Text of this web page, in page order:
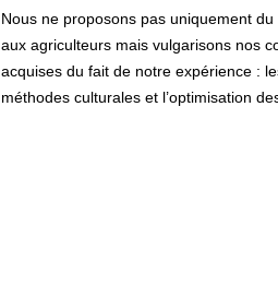
Nous ne proposons pas uniquement
aux agriculteurs mais vulgarisons nos
acquises du fait de notre expérience :
méthodes culturales et l’optimisation